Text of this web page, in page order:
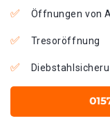
Öffnungen von
Tresoröffnung